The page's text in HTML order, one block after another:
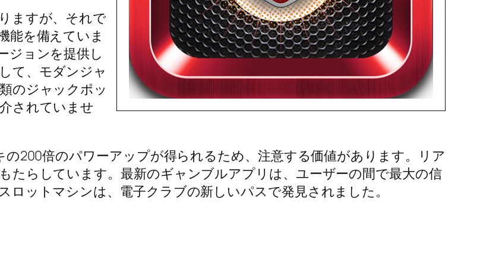
ますが、それで
能を備えていま
ジョンを提供し
て、モダンジャ
のジャックポッ
されていませ
200倍のパワーアップが得られるため、注意する価値があります。リア
たらしています。最新のギャンブルアプリは、ユーザーの間で最大の信
ットマシンは、電子クラブの新しいパスで発見されました。